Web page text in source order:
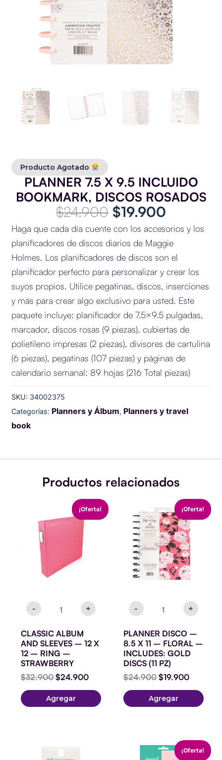
Producto Agotado
PLANNER 7.5 X 9.5 INCLUIDO
BOOKMARK, DISCOS ROSADOS
$24.900 El
precio
original
era:
$24.900.
$19.900
precio
actual
es:
$19.900.
Haga que cada día cuente con los accesorios y los
planificadores de discos diarios de Maggie
Holmes. Los planificadores de discos son el
planificador perfecto para personalizar y crear los
suyos propios. Utilice pegatinas, discos, inserciones
y más para crear algo exclusivo para usted. Este
paquete incluye: planificador de 7.5×9.5 pulgadas,
marcador, discos rosas (9 piezas), cubiertas de
polietileno impresas (2 piezas), divisores de cartulina
(6 piezas), pegatinas (107 piezas) y páginas de
calendario semanal: 89 hojas (216 Total piezas)
SKU: 34002375
Categorías: Planners y Álbum, Planners y travel
book
Productos relacionados
¡Oferta!
-
CLASSIC
ALBUM
AND
SLEEVES
-
12
12
-
STRAWBERRY
cantidad
+
CLASSIC ALBUM
AND SLEEVES – 12 X
12 – RING –
STRAWBERRY
$32.900
precio
original
$32.900.
$24.900
precio
Agregar
¡Oferta!
-
PLANNER
DISCO
-
8.5
X
11
FLORAL
-
INCLUDES:
(11
+
PLANNER DISCO –
8.5 X 11 – FLORAL –
INCLUDES: GOLD
DISCS (11 PZ)
$24.900
precio
original
era:
$24.900.
$19.900
precio
actual
es:
$19.900.
Agregar
¡Oferta!
El
precio
precio